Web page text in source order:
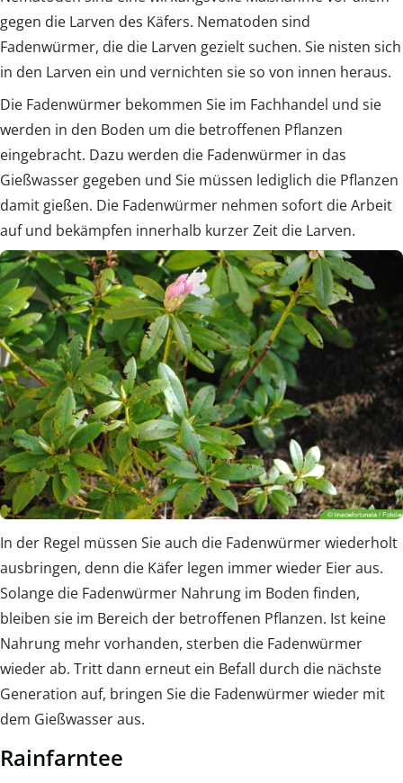
gegen die Larven des Käfers. Nematoden sind
Fadenwürmer, die die Larven gezielt suchen. Sie nisten sich
in den Larven ein und vernichten sie so von innen heraus.
Die Fadenwürmer bekommen Sie im Fachhandel und sie
werden in den Boden um die betroffenen Pflanzen
eingebracht. Dazu werden die Fadenwürmer in das
Gießwasser gegeben und Sie müssen lediglich die Pflanzen
damit gießen. Die Fadenwürmer nehmen sofort die Arbeit
auf und bekämpfen innerhalb kurzer Zeit die Larven.
In der Regel müssen Sie auch die Fadenwürmer wiederholt
ausbringen, denn die Käfer legen immer wieder Eier aus.
Solange die Fadenwürmer Nahrung im Boden finden,
bleiben sie im Bereich der betroffenen Pflanzen. Ist keine
Nahrung mehr vorhanden, sterben die Fadenwürmer
wieder ab. Tritt dann erneut ein Befall durch die nächste
Generation auf, bringen Sie die Fadenwürmer wieder mit
dem Gießwasser aus.
Rainfarntee